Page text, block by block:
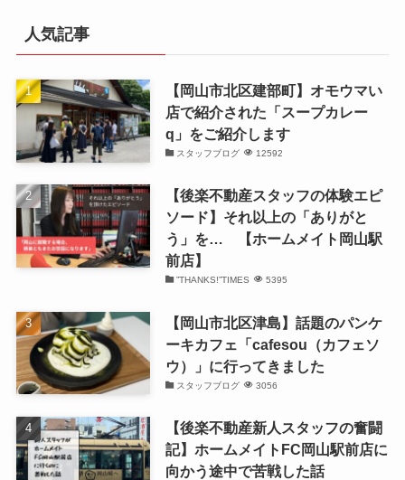
ブ
人気記事
【岡山市北区建部町】オモウマい
店で紹介された「スープカレー
q」をご紹介します
スタッフブログ 12592
【後楽不動産スタッフの体験エピ
ソード】それ以上の「ありがと
う」を… 【ホームメイト岡山駅
前店】
”THANKS!”TIMES 5395
【岡山市北区津島】話題のパンケ
ーキカフェ「cafesou（カフェソ
ウ）」に行ってきました
スタッフブログ 3056
【後楽不動産新人スタッフの奮闘
記】ホームメイトFC岡山駅前店に
向かう途中で苦戦した話